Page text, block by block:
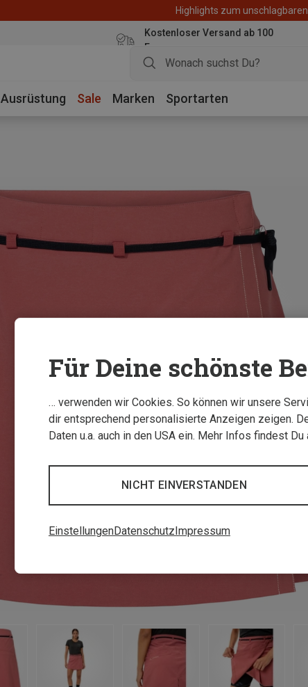
Highlights zum
Kostenloser Versand ab 100
Euro
Ausrüstung Sale Marken Sportarten
Für Deine schönste
… verwenden wir Cookies. So können wir unsere
dir entsprechend personalisierte Anzeigen zeigen.
Daten u.a. auch in den USA ein. Mehr Infos findest Du
NICHT EINVERSTANDEN
EinstellungenDatenschutz Impressum